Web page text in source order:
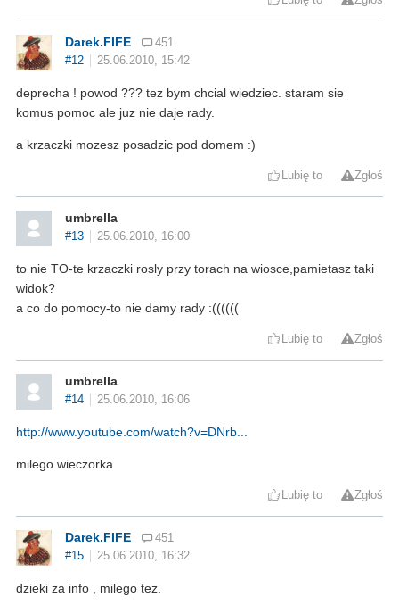
Darek.FIFE
451
#12
25.06.2010, 15:42
deprecha ! powod ??? tez bym chcial wiedziec. staram sie
komus pomoc ale juz nie daje rady.
a krzaczki mozesz posadzic pod domem :)
Lubię to Zgłoś
umbrella
#13 25.06.2010, 16:00
to nie TO-te krzaczki rosly przy torach na wiosce,pamietasz taki
widok?
a co do pomocy-to nie damy rady :((((((
Lubię to Zgłoś
umbrella
#14 25.06.2010, 16:06
http://www.youtube.com/watch?v=DNrb...
milego wieczorka
Lubię to Zgłoś
Darek.FIFE
451
#15
25.06.2010, 16:32
dzieki za info , milego tez.